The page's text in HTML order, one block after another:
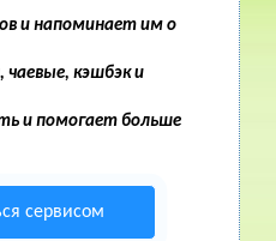
и напоминает им о
чаевые, кэшбэк и
и помогает больше
сервисом